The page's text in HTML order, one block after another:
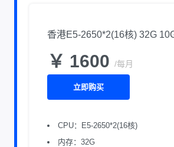
香港E5-2650*2(16核) 32G
￥ 1600 /每月
立即购买
CPU：E5-2650*2(16核)
内存：32G